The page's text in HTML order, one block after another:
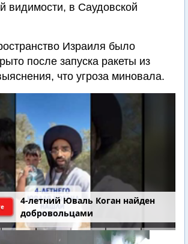
видимости, в Саудовской
Израиля было
после запуска ракеты из
что угроза миновала.
4-летний Юваль Коган найден
добровольцами